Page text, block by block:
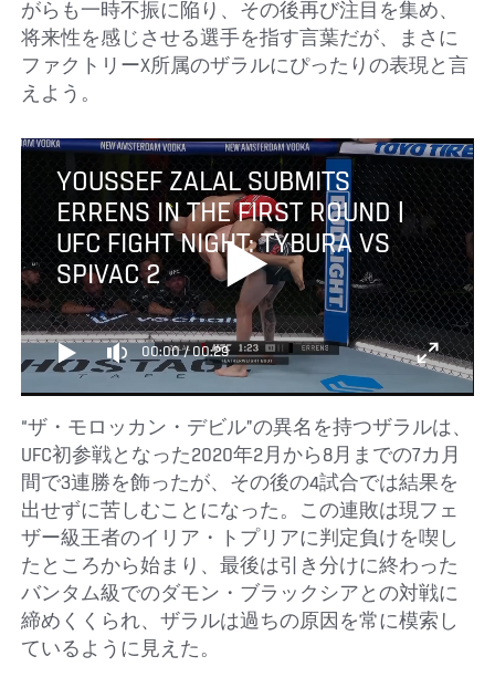
がらも一時不振に陥り、その後再び注目を集め、
将来性を感じさせる選手を指す言葉だが、まさに
ファクトリーX所属のザラルにぴったりの表現と言
えよう。
YOUSSEF ZALAL SUBMITS
ERRENS IN THE FIRST ROUND |
UFC FIGHT NIGHT: TYBURA VS
SPIVAC 2
00:00/00:29
“ザ・モロッカン・デビル”の異名を持つザラルは、
UFC初参戦となった2020年2月から8月までの7カ月
間で3連勝を飾ったが、その後の4試合では結果を
出せずに苦しむことになった。この連敗は現フェ
ザー級王者のイリア・トプリアに判定負けを喫し
たところから始まり、最後は引き分けに終わった
バンタム級でのダモン・ブラックシアとの対戦に
締めくくられ、ザラルは過ちの原因を常に模索し
ているように見えた。